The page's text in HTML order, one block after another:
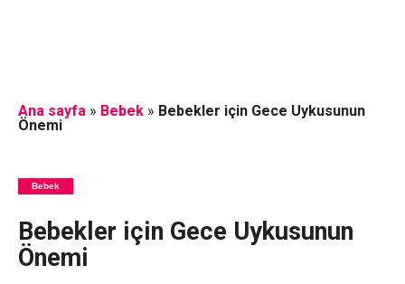
Ana sayfa» Bebek» Bebekler için Gece Uykusunun
Önemi
Bebek
Bebekler için Gece Uykusunun
Önemi